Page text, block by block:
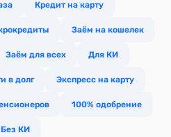
Кредит на карту
Заём на кошелек
Заём для всех Для КИ
в долг Экспресс на карту
100% одобрение
Без КИ